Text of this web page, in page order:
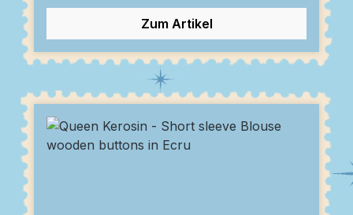
Zum Artikel